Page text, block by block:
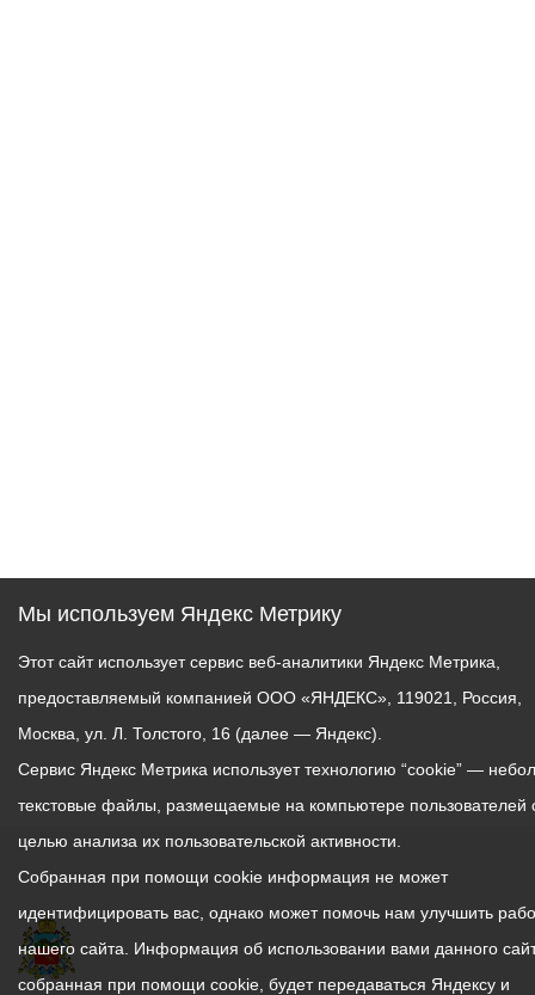
Мы используем Яндекс Метрику
Этот сайт использует сервис веб-аналитики Яндекс Метрика,
предоставляемый компанией ООО «ЯНДЕКС», 119021, Россия,
Москва, ул. Л. Толстого, 16 (далее — Яндекс).
Сервис Яндекс Метрика использует технологию “cookie” —
текстовые файлы, размещаемые на компьютере пользователей
целью анализа их пользовательской активности.
Собранная при помощи cookie информация не может
идентифицировать вас, однако может помочь нам улучшить
нашего сайта. Информация об использовании вами данного
собранная при помощи cookie, будет передаваться Яндексу и